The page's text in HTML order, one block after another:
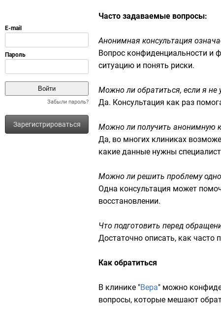
Забыли пароль?
Зарегистрироваться
Часто задаваемые вопросы:
Анонимная консультация
Вопрос конфиденциальности и
ситуацию и понять риски.
Можно ли обратиться, если я не
Да. Консультация как раз
Можно ли получить анонимную
Да, во многих клиниках
какие данные нужны
Можно ли решить проблему
Одна консультация может
восстановлении.
Что подготовить перед
Достаточно описать, как часто
Как обратиться
В клинике "Вера" можно
вопросы, которые мешают